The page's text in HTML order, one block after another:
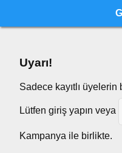
Uyarı!
Sadece kayıtlı
Lütfen giriş yapın veya
Kampanya ile birlikte.